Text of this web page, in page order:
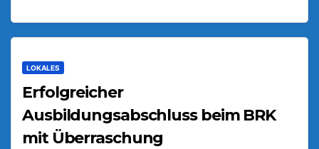
LOKALES
Erfolgreicher
Ausbildungsabschluss beim BRK
mit Überraschung